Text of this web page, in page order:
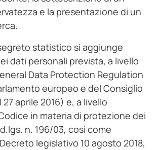
e la presentazione di un
statistico si aggiunge
dati personali prevista, a livello
Data Protection Regulation
europeo e del Consiglio
aprile 2016) e, a livello
in materia di protezione dei
n. 196/03, così come
legislativo 10 agosto 2018,